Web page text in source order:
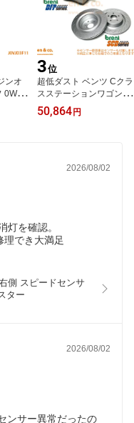
ンオ
0W-3
ゲン
クス
3位
超低ダスト ベンツ Cクラ
スステーションワゴン W
205 205242 フロント ブ
レーキパッド センサー
50,864円
2026/08/02
灯を確認。
理でき大満足
側 スピードセンサ
ター
2026/08/02
ンサー異常だったの